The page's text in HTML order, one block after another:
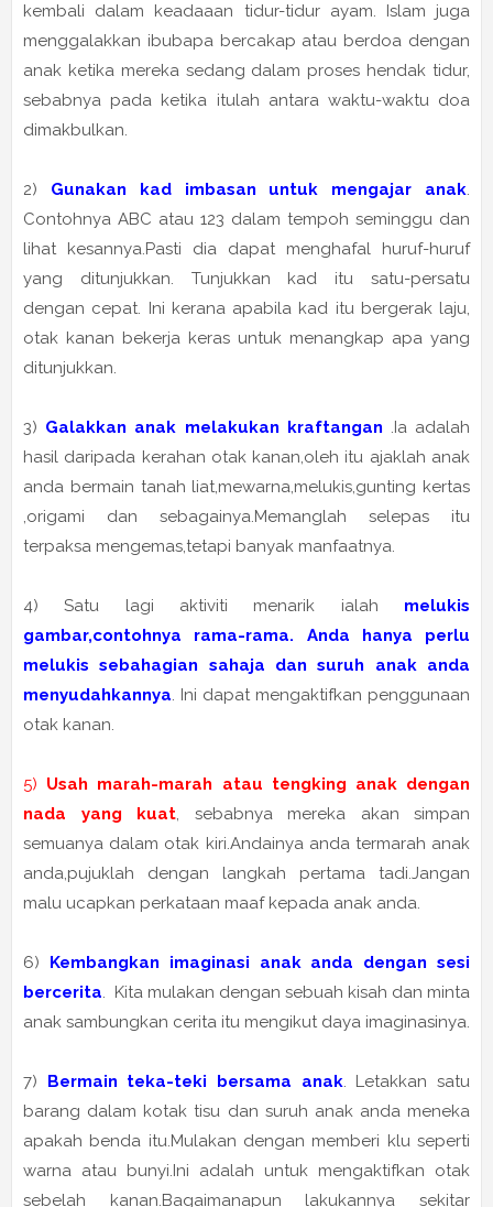
kembali dalam keadaaan tidur-tidur ayam. Islam juga
menggalakkan ibubapa bercakap atau berdoa dengan
anak ketika mereka sedang dalam proses hendak tidur,
sebabnya pada ketika itulah antara waktu-waktu doa
dimakbulkan.
2) Gunakan kad imbasan untuk mengajar anak.
Contohnya ABC atau 123 dalam tempoh seminggu dan
lihat kesannya.Pasti dia dapat menghafal huruf-huruf
yang ditunjukkan. Tunjukkan kad itu satu-persatu
dengan cepat. Ini kerana apabila kad itu bergerak laju,
otak kanan bekerja keras untuk menangkap apa yang
ditunjukkan.
3) Galakkan anak melakukan kraftangan .Ia adalah
hasil daripada kerahan otak kanan,oleh itu ajaklah anak
anda bermain tanah liat,mewarna,melukis,gunting kertas
,origami dan sebagainya.Memanglah selepas itu
terpaksa mengemas,tetapi banyak manfaatnya.
4) Satu lagi aktiviti menarik ialah melukis
gambar,contohnya rama-rama. Anda hanya perlu
melukis sebahagian sahaja dan suruh anak anda
menyudahkannya. Ini dapat mengaktifkan penggunaan
otak kanan.
5) Usah marah-marah atau tengking anak dengan
nada yang kuat, sebabnya mereka akan simpan
semuanya dalam otak kiri.Andainya anda termarah anak
anda,pujuklah dengan langkah pertama tadi.Jangan
malu ucapkan perkataan maaf kepada anak anda.
6) Kembangkan imaginasi anak anda dengan sesi
bercerita. Kita mulakan dengan sebuah kisah dan minta
anak sambungkan cerita itu mengikut daya imaginasinya.
7) Bermain teka-teki bersama anak. Letakkan satu
barang dalam kotak tisu dan suruh anak anda meneka
apakah benda itu.Mulakan dengan memberi klu seperti
warna atau bunyi.Ini adalah untuk mengaktifkan otak
sebelah kanan.Bagaimanapun lakukannya sekitar